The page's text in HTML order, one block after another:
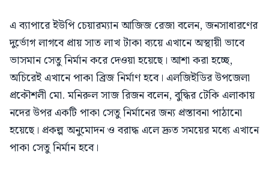
এ ব্যাপারে ইউপি চেয়ারম্যান আজিজ রেজা বলেন, জনসাধারণের
দুর্ভোগ লাগবে প্রায় সাত লাখ টাকা ব্যয়ে এখানে অস্থায়ী ভাবে
ভাসমান সেতু নির্মান করে দেওয়া হয়েছে। আশা করা হচ্ছে,
অচিরেই এখানে পাকা ব্রিজ নির্মাণ হবে। এলজিইডির উপজেলা
প্রকৌশলী মো. মনিরুল সাজ রিজন বলেন, বুদ্ধির টেকি এলাকায়
নদের উপর একটি পাকা সেতু নির্মানের জন্য প্রস্তাবনা পাঠানো
হয়েছে। প্রকল্প অনুমোদন ও বরাদ্ধ এলে দ্রুত সময়ের মধ্যে এখানে
পাকা সেতু নির্মান হবে।